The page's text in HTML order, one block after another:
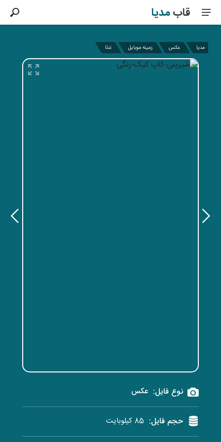
قابمدیا
مدیا عکس زمینه موبایل غذا
نوع فایل: عکس
حجم فایل: 85 کیلوبایت